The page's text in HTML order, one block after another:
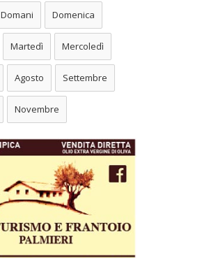
Domani Domenica
Martedì Mercoledì
Agosto Settembre
Novembre